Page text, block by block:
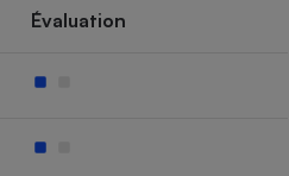
Évaluation